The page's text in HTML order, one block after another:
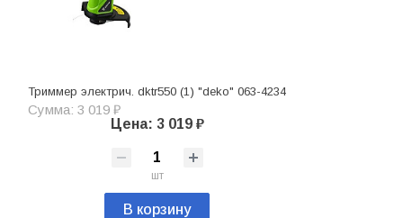
Триммер электрич. dktr550 (1) "deko" 063-4234
Сумма: 3 019 ₽
Цена: 3 019 ₽
шт
В корзину